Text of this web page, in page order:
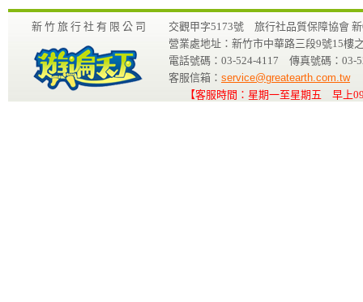
新 竹 旅 行 社 有 限 公 司
交觀甲字5173號 旅行社品質保障協會
營業處地址：新竹市中華路三段9號15樓
電話號碼：03-524-4117 傳真號碼：03-
客服信箱： service@greatearth.com.tw
【客服時間：星期一至星期五 早上